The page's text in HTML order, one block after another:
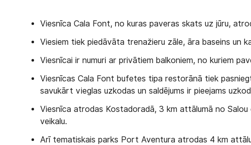
Viesnīca Cala Font, no kuras paveras skats uz jūru,
Viesiem tiek piedāvāta trenažieru zāle, āra baseins un
Viesnīcai ir numuri ar privātiem balkoniem, no kuriem
Viesnīcas Cala Font bufetes tipa restorānā tiek
savukārt vieglas uzkodas un saldējums ir pieejams
Viesnīca atrodas Kostadoradā, 3 km attālumā no
veikalu.
Arī tematiskais parks Port Aventura atrodas 4 km